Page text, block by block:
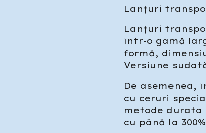
Lanțuri
Lanțuri
într-o gamă
formă,
Versiune
De asemenea,
cu ceruri
metode
cu până la